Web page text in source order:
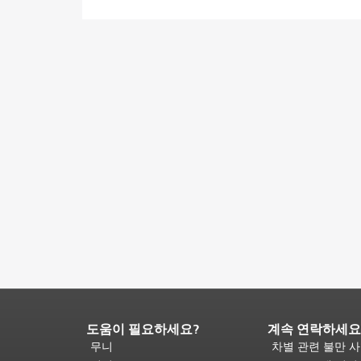
페
이
도움이 필요하세요?
무니
계속 연락하세요
차별 관련 불만